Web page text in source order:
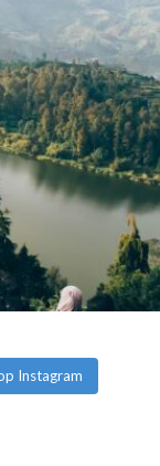
Instagram